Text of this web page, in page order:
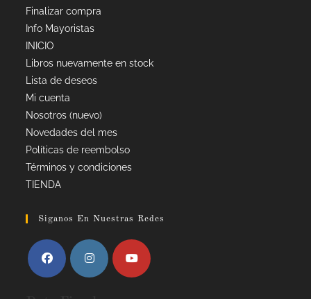
Finalizar compra
Info Mayoristas
INICIO
Libros nuevamente en stock
Lista de deseos
Mi cuenta
Nosotros (nuevo)
Novedades del mes
Políticas de reembolso
Términos y condiciones
TIENDA
Siganos En Nuestras Redes